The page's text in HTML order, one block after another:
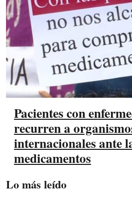
Pacientes con
recurren a
internacionales ante
medicamentos
Lo más leído